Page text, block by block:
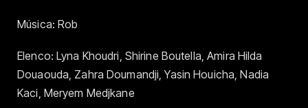
Música: Rob
Elenco: Lyna Khoudri, Shirine Boutella, Amira Hilda
Douaouda, Zahra Doumandji, Yasin Houicha, Nadia
Kaci, Meryem Medjkane